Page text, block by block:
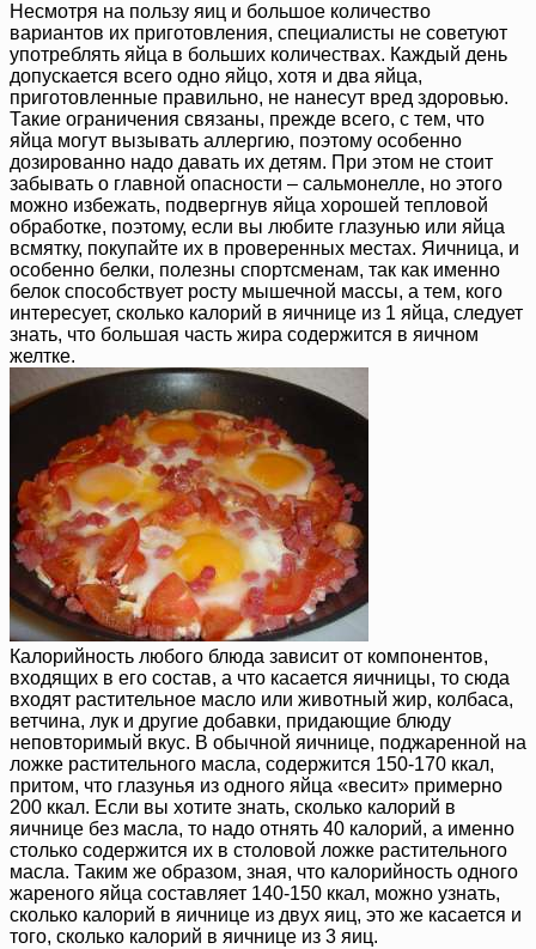
Несмотря на пользу яиц и большое количество
вариантов их приготовления, специалисты не советуют
употреблять яйца в больших количествах. Каждый день
допускается всего одно яйцо, хотя и два яйца,
приготовленные правильно, не нанесут вред здоровью.
Такие ограничения связаны, прежде всего, с тем, что
яйца могут вызывать аллергию, поэтому особенно
дозированно надо давать их детям. При этом не стоит
забывать о главной опасности – сальмонелле, но этого
можно избежать, подвергнув яйца хорошей тепловой
обработке, поэтому, если вы любите глазунью или яйца
всмятку, покупайте их в проверенных местах. Яичница, и
особенно белки, полезны спортсменам, так как именно
белок способствует росту мышечной массы, а тем, кого
интересует, сколько калорий в яичнице из 1 яйца, следует
знать, что большая часть жира содержится в яичном
желтке.
Калорийность любого блюда зависит от компонентов,
входящих в его состав, а что касается яичницы, то сюда
входят растительное масло или животный жир, колбаса,
ветчина, лук и другие добавки, придающие блюду
неповторимый вкус. В обычной яичнице, поджаренной на
ложке растительного масла, содержится 150-170 ккал,
притом, что глазунья из одного яйца «весит» примерно
200 ккал. Если вы хотите знать, сколько калорий в
яичнице без масла, то надо отнять 40 калорий, а именно
столько содержится их в столовой ложке растительного
масла. Таким же образом, зная, что калорийность одного
жареного яйца составляет 140-150 ккал, можно узнать,
сколько калорий в яичнице из двух яиц, это же касается и
того, сколько калорий в яичнице из 3 яиц.